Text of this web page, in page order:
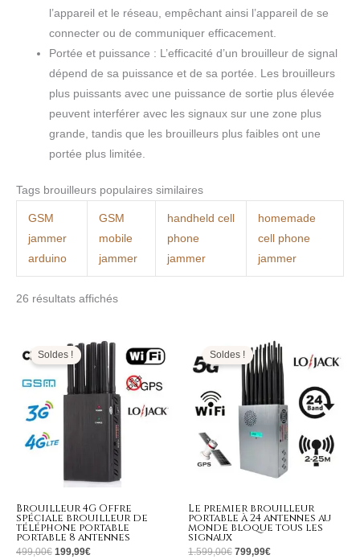
l’appareil et le réseau, empêchant ainsi l’appareil de se
connecter ou de communiquer efficacement.
Portée et puissance : L’efficacité d’un brouilleur de signal
dépend de sa puissance et de sa portée. Les brouilleurs
plus puissants avec une puissance de sortie plus élevée
peuvent interférer avec les signaux sur une zone plus
grande, tandis que les brouilleurs plus faibles ont une
portée plus limitée.
Tags brouilleurs populaires similaires
GSM
jammer
arduino
GSM
mobile
jammer
handheld cell
phone
jammer
homemade
cell phone
jammer
26 résultats affichés
Soldes !
Brouilleur 4G Offre
spéciale brouilleur de
téléphone portable
portable 8 antennes
499,00€
prix
initial
était :
499,00€.
199,99€
prix
actuel
est :
199,99€.
Soldes !
Le premier brouilleur
portable à 24 antennes au
monde bloque tous les
signaux
1.599,00€
initial
était :
1.599,00€.
799,99€
prix
actuel
est :
799,99€.